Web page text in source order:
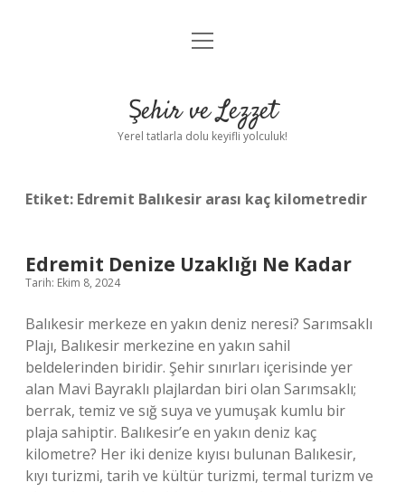
Anasayfa
Yasal Uyarı
menüyü
Şehir ve Lezzet
Yerel tatlarla dolu keyifli yolculuk!
Etiket: Edremit Balıkesir arası kaç kilometredir
Edremit Denize Uzaklığı Ne Kadar
Tarih: Ekim 8, 2024
Balıkesir merkeze en yakın deniz neresi? Sarımsaklı
Plajı, Balıkesir merkezine en yakın sahil
beldelerinden biridir. Şehir sınırları içerisinde yer
alan Mavi Bayraklı plajlardan biri olan Sarımsaklı;
berrak, temiz ve sığ suya ve yumuşak kumlu bir
plaja sahiptir. Balıkesir’e en yakın deniz kaç
kilometre? Her iki denize kıyısı bulunan Balıkesir,
kıyı turizmi, tarih ve kültür turizmi, termal turizm ve